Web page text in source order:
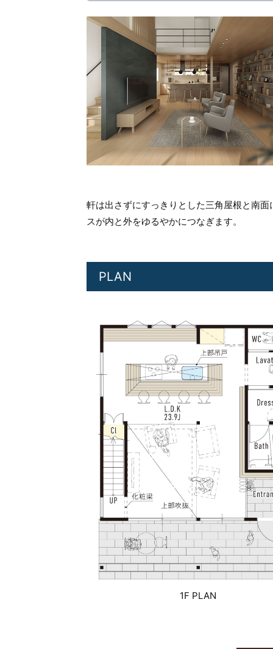
軒は出さずにすっきりとした三角屋根と南
スが内と外をゆるやかにつなぎます。
PLAN
1F PLAN